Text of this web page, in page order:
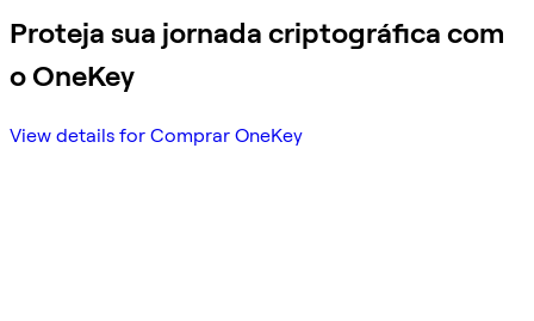
Proteja sua jornada criptográfica com
o OneKey
View details for Comprar OneKey